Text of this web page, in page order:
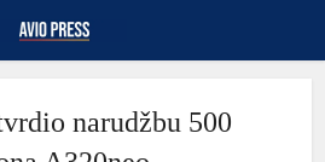
narudžbu 500